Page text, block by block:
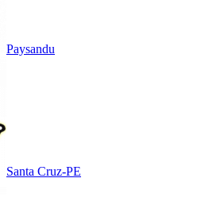
Paysandu
Santa Cruz-PE